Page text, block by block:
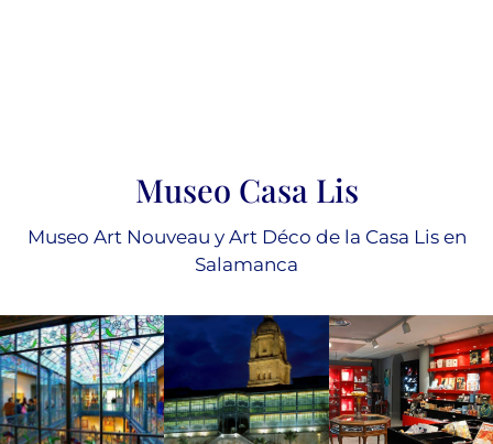
Museo Casa Lis
Museo Art Nouveau y Art Déco de la Casa Lis en
Salamanca